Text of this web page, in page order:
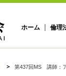
ホーム 倫理
第437回MS 講師